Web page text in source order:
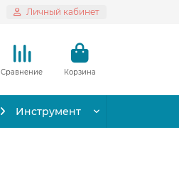
Личный кабинет
Сравнение Корзина
Инструмент